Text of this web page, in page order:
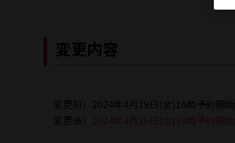
変更内容
変更前）2024年4月19日(金)16時予約開始
変更後）